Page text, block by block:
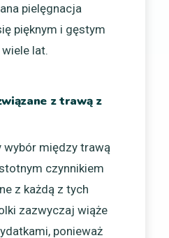
pielęgnacja
pięknym i gęstym
lat.
z trawą z
wybór między trawą
czynnikiem
z każdą z tych
zazwyczaj wiąże
ponieważ